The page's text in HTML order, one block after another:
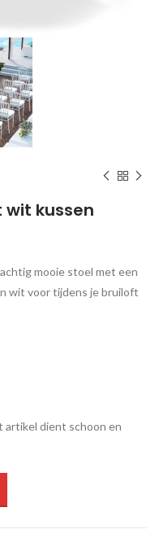
wit kussen
mooie stoel met een
wit voor tijdens je bruiloft
artikel dient schoon en